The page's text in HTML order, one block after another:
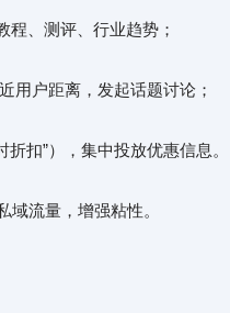
程、测评、行业趋势；
用户距离，发起话题讨论；
折扣”），集中投放优惠信息。
流量，增强粘性。